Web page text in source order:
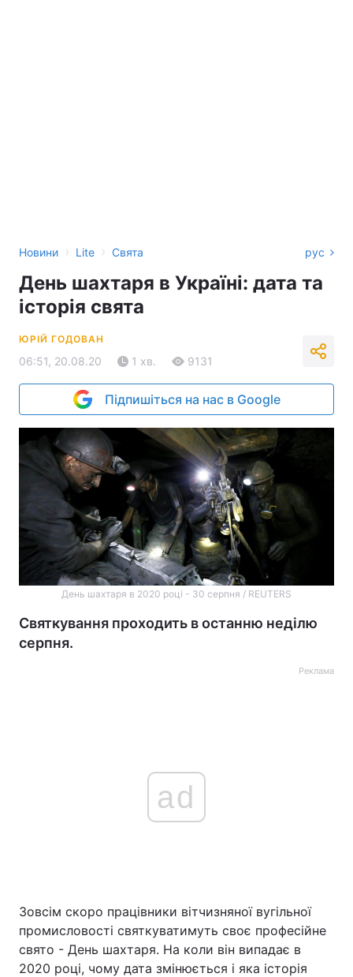
Новини › Lite › Свята рус
День шахтаря в Україні: дата та
історія свята
ЮРІЙ ГОДОВАН
06:51, 20.08.20 1 хв. 9131
Підпишіться на нас в Google
День шахтаря в 2020 році - 30 серпня / REUTERS
Святкування проходить в останню неділю
серпня.
Реклама
ad
Зовсім скоро працівники вітчизняної вугільної
промисловості святкуватимуть своє професійне
свято - День шахтаря. На коли він випадає в
2020 році, чому дата змінюється і яка історія